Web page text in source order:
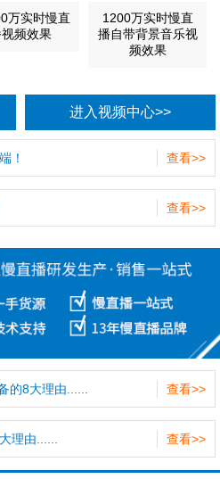
万实时慢直
频效果
1200万实时慢直
播自带背景音乐视
频效果
进入视频中心>>
查看>>
！
查看>>
查看>>
的8大理由......
查看>>
理由......